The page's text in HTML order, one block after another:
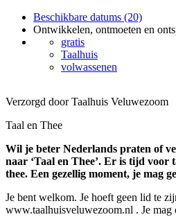
Beschikbare datums (20)
Ontwikkelen, ontmoeten en
gratis
Taalhuis
volwassenen
Verzorgd door Taalhuis Veluwezoom
Taal en Thee
Wil je beter Nederlands praten of
naar ‘Taal en Thee’. Er is tijd voor
thee. Een gezellig moment, je mag
Je bent welkom. Je hoeft geen lid te
www.taalhuisveluwezoom.nl . Je